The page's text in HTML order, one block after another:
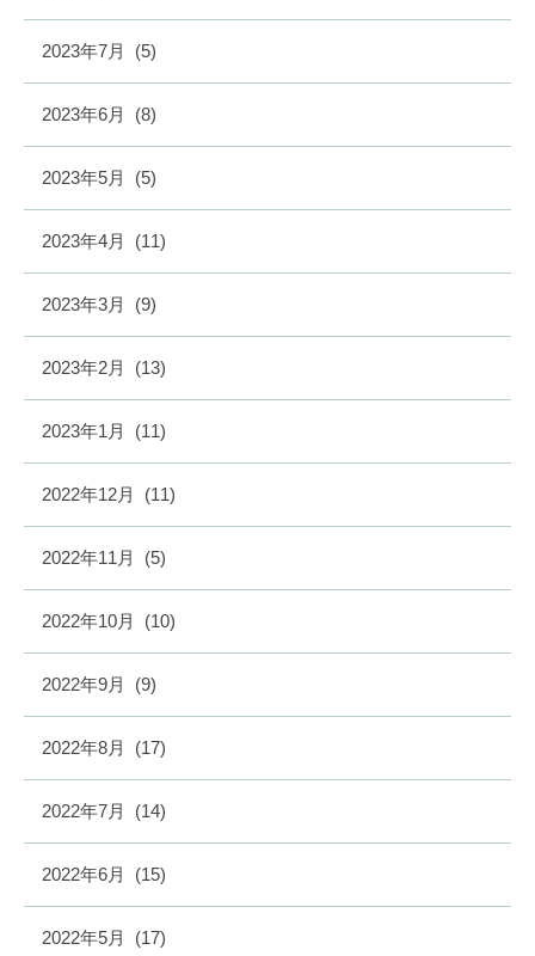
2023年7月 (5)
2023年6月 (8)
2023年5月 (5)
2023年4月 (11)
2023年3月 (9)
2023年2月 (13)
2023年1月 (11)
2022年12月 (11)
2022年11月 (5)
2022年10月 (10)
2022年9月 (9)
2022年8月 (17)
2022年7月 (14)
2022年6月 (15)
2022年5月 (17)